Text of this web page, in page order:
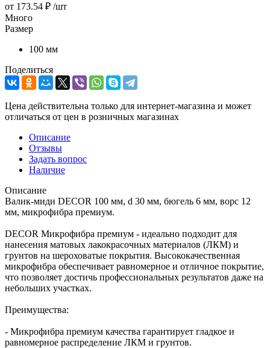
от 173.54 ₽ /шт
Много
Размер
100 мм
Поделиться
Цена действительна только для интернет-магазина и может
отличаться от цен в розничных магазинах
Описание
Отзывы
Задать вопрос
Наличие
Описание
Валик-миди DЕCOR 100 мм, d 30 мм, бюгель 6 мм, ворс 12
мм, микрофибра премиум.
DECOR Микрофибра премиум - идеально подходит для
нанесения матовых лакокрасочных материалов (ЛКМ) и
грунтов на шероховатые покрытия. Высококачественная
микрофибра обеспечивает равномерное и отличное покрытие,
что позволяет достичь профессиональных результатов даже на
небольших участках.
Преимущества:
- Микрофибра премиум качества гарантирует гладкое и
равномерное распределение ЛКМ и грунтов.